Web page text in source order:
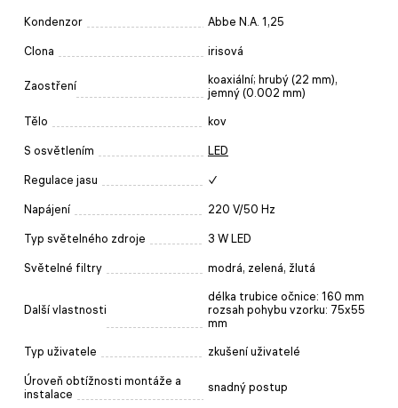
Kondenzor Abbe N.A. 1,25
Clona irisová
Zaostření
koaxiální; hrubý (22 mm),
jemný (0.002 mm)
Tělo kov
S osvětlením LED
Regulace jasu ✓
Napájení 220 V/50 Hz
Typ světelného zdroje 3 W LED
Světelné filtry modrá, zelená, žlutá
Další vlastnosti
délka trubice očnice: 160 mm
rozsah pohybu vzorku: 75x55
mm
Typ uživatele zkušení uživatelé
Úroveň obtížnosti montáže a
instalace
snadný postup